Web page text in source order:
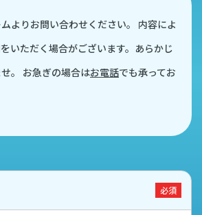
よりお問い合わせください。
内容によ
いただく場合がございます。 ​​​​​​​あらかじ
。
お急ぎの場合はお電話でも承ってお
必須